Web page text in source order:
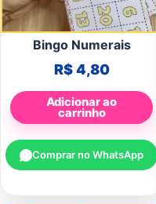
Bingo Numerais
R$4,80
Adicionar ao
carrinho
Comprar no WhatsApp